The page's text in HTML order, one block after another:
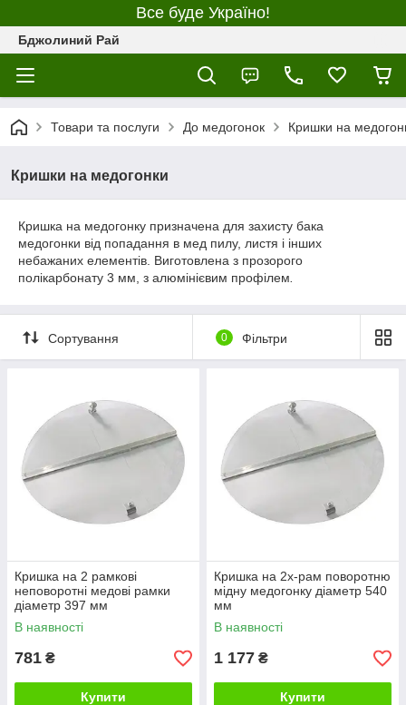
Все буде Україно!
Бджолиний Рай
Товари та послуги До медогонок Кришки на
Кришки на медогонки
Кришка на медогонку призначена для захисту бака
медогонки від попадання в мед пилу, листя і інших
небажаних елементів. Виготовлена з прозорого
полікарбонату 3 мм, з алюмінієвим профілем
Сортування 0 Фільтри
Кришка на 2 рамкові
неповоротні медові рамки
діаметр 397 мм
В наявності
781 ₴
Купити
Кришка на 2х-рам поворотню
мідну медогонку діаметр 540
мм
В наявності
1 177 ₴
Купити